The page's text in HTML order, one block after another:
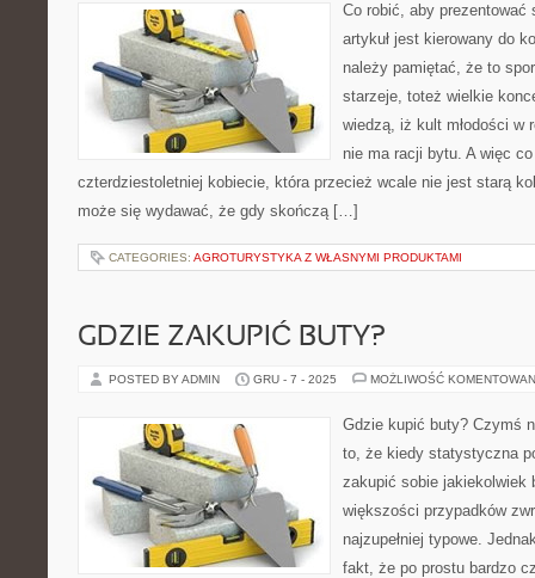
Co robić, aby prezentować
artykuł jest kierowany do
należy pamiętać, że to
starzeje, toteż wielkie
wiedzą, iż kult młodości w
nie ma racji bytu. A więc
czterdziestoletniej kobiecie, która przecież wcale nie jest starą
może się wydawać, że gdy skończą […]
CATEGORIES: AGROTURYSTYKA Z WŁASNYMI PRODUKTAMI
GDZIE ZAKUPIĆ BUTY?
POSTED BY ADMIN GRU - 7 - 2025 MOŻLIWOŚĆ
Gdzie kupić buty? Czymś
to, że kiedy statystyczna
zakupić sobie jakiekolwiek
większości przypadków
najzupełniej typowe.
fakt, że po prostu bardzo